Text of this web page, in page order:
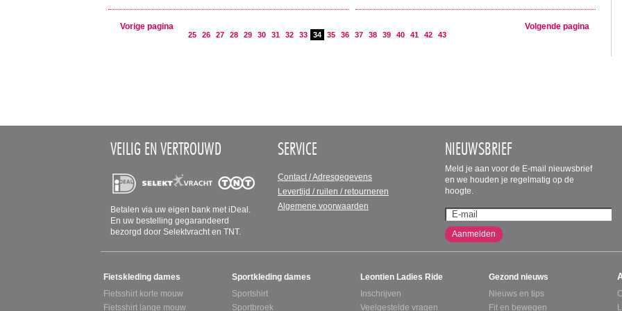
Vorige pagina
25 26 27 28 29 30 31 32 33 34 35 36 37 38 39 40 41 42 43
Volgende pagina
VEILIG EN VERTROUWD
Betalen via uw eigen bank met iDeal.
En uw bestelling gegarandeerd
bezorgd door Selektvracht en TNT.
SERVICE
Contact / Adresgegevens
Levertijd / ruilen / retourneren
Algemene voorwaarden
NIEUWSBRIEF
Meld je aan voor de E-mail nieuwsbrief
en we houden je regelmatig op de
hoogte.
Aanmelden
SITEMAP
Fietskleding dames
Fietsshirt korte mouw
Fietsshirt lange mouw
Sportkleding dames
Sportshirt
Sportbroek
Leontien Ladies Ride
Inschrijven
Veelgestelde vragen
Gezond nieuws
Nieuws en tips
Fit en bewegen